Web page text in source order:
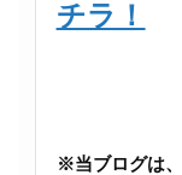
チラ！
※当ブログは、